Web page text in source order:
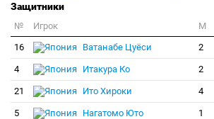
Защитники
№ Игрок M
16
Ватанабе Цуёси 2
4 Итакура Ко 2
21 Ито Хироки 4
5 Нагатомо Юто 1